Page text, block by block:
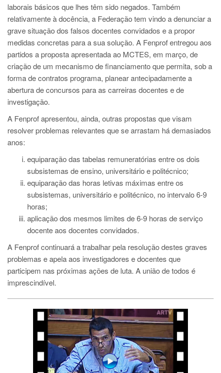
laborais básicos que lhes têm sido negados. Também
relativamente à docência, a Federação tem vindo a denunciar a
grave situação dos falsos docentes convidados e a propor
medidas concretas para a sua solução. A Fenprof entregou aos
partidos a proposta apresentada ao MCTES, em março, de
criação de um mecanismo de financiamento que permita, sob a
forma de contratos programa, planear antecipadamente a
abertura de concursos para as carreiras docentes e de
investigação.
A Fenprof apresentou, ainda, outras propostas que visam
resolver problemas relevantes que se arrastam há demasiados
anos:
equiparação das tabelas remuneratórias entre os dois
subsistemas de ensino, universitário e politécnico;
equiparação das horas letivas máximas entre os
subsistemas, universitário e politécnico, no intervalo 6-9
horas;
aplicação dos mesmos limites de 6-9 horas de serviço
docente aos docentes convidados.
A Fenprof continuará a trabalhar pela resolução destes graves
problemas e apela aos investigadores e docentes que
participem nas próximas ações de luta. A união de todos é
imprescindível.